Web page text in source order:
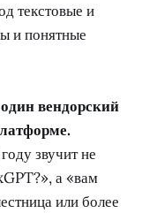
текстовые и
и понятные
вендорский
звучит не
а «вам
или более